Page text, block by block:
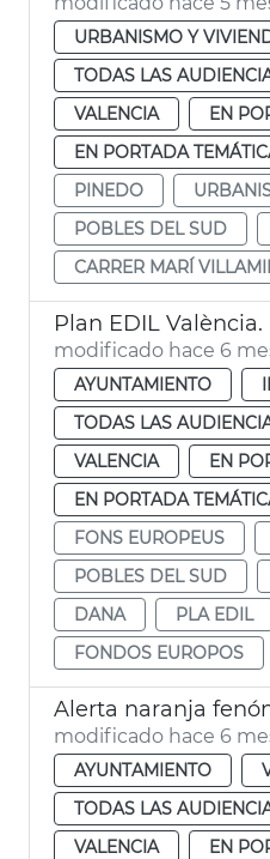
URBANISMO Y
TODAS LAS
VALENCIA
EN
EN PORTADA
PINEDO
POBLES DEL SUD
CARRER MARÍ
modificado hace 6
AYUNTAMIENTO
TODAS LAS
VALENCIA
EN
EN PORTADA
FONS EUROPEUS
POBLES DEL SUD
DANA
PLA EDIL
FONDOS EUROPOS
modificado hace 6
AYUNTAMIENTO
TODAS LAS
VALENCIA
EN